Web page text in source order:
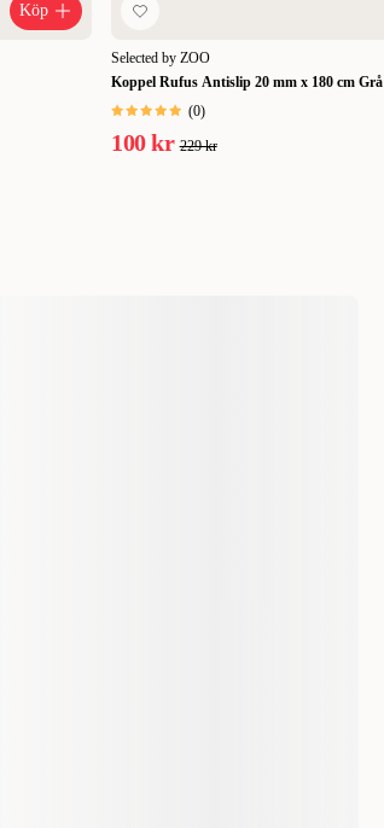
Köp
Selected by ZOO
Koppel Rufus Antislip 20 mm x 180 cm Grå
(0)
100 kr 229 kr